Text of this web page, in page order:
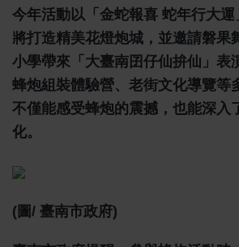
今年活動以「金蛇報喜 蛇年行大
將打造精美花燈炮城，並邀請磐果
小學帶來「大臺南囝仔仙拚仙」表
蜂炮組裝體驗營、老街文化導覽等
不僅能感受蜂炮的震撼，也能深入
化。
(圖/ 臺南市政府)